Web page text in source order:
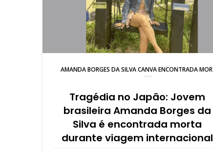
AMANDA BORGES DA SILVA CANVA ENCONTRADA
Tragédia no Japão: Jovem
brasileira Amanda Borges da
Silva é encontrada morta
durante viagem internacional